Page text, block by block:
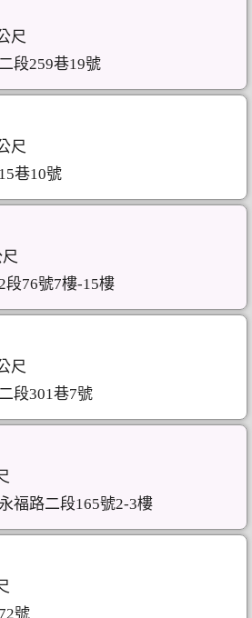
尺
段259巷19號
尺
巷10號
段76號7樓-15樓
尺
段301巷7號
福路二段165號2-3樓
號